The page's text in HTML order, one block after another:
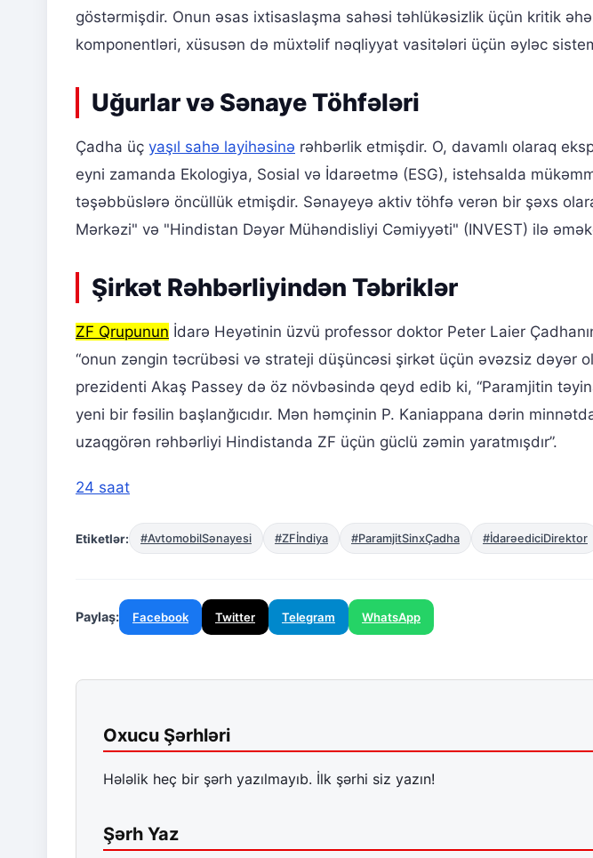
göstərmişdir. Onun əsas ixtisaslaşma sahəsi təhlükəsizlik üçün kritik
komponentləri, xüsusən də müxtəlif nəqliyyat vasitələri üçün əyləc
Uğurlar və Sənaye Töhfələri
Çadha üç yaşıl sahə layihəsinə rəhbərlik etmişdir. O, davamlı olaraq
eyni zamanda Ekologiya, Sosial və İdarəetmə (ESG), istehsalda
təşəbbüslərə öncüllük etmişdir. Sənayeyə aktiv töhfə verən bir şəxs
Mərkəzi" və "Hindistan Dəyər Mühəndisliyi Cəmiyyəti" (INVEST) ilə
Şirkət Rəhbərliyindən Təbriklər
ZF Qrupunun İdarə Heyətinin üzvü professor doktor Peter Laier
“onun zəngin təcrübəsi və strateji düşüncəsi şirkət üçün əvəzsiz dəyər
prezidenti Akaş Passey də öz növbəsində qeyd edib ki, “Paramjitin
yeni bir fəsilin başlanğıcıdır. Mən həmçinin P. Kaniappana dərin
uzaqgörən rəhbərliyi Hindistanda ZF üçün güclü zəmin yaratmışdır”.
24 saat
Etiketlər: #AvtomobilSənayesi #ZFİndiya #ParamjitSinxÇadha #İdarəediciDirektor
Paylaş: Facebook Twitter Telegram WhatsApp
Oxucu Şərhləri
Hələlik heç bir şərh yazılmayıb. İlk şərhi siz yazın!
Şərh Yaz